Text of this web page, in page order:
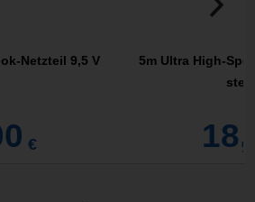
Netzteil 9,5 V
€
5m Ultra High-